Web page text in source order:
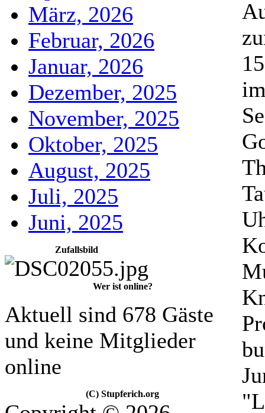
März, 2026
Februar, 2026
Januar, 2026
Dezember, 2025
November, 2025
Oktober, 2025
August, 2025
Juli, 2025
Juni, 2025
Zufallsbild
Wer ist online?
Aktuell sind 678 Gäste
und keine Mitglieder
online
(C) Stupferich.org